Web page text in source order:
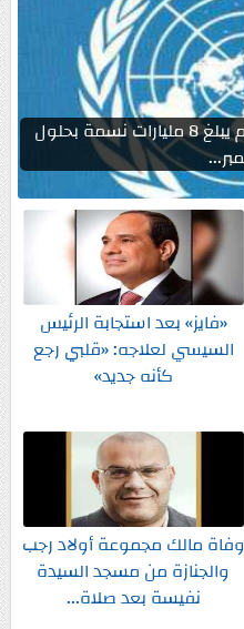
الأمم المتحدة: عدد سكان العالم يبلغ 8 مليارات نسمة بحلول
«فايز» بعد استجابة الرئيس
السيسي لعلاجه: «قلبي رجع
كأنه جديد»
وفاة مالك مجموعة أولاد رجب
والجنازة من مسجد السيدة
نفيسة بعد صلاة...